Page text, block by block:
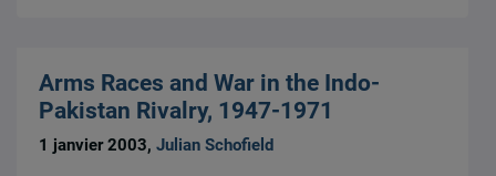
Arms Races and War in the Indo-
Pakistan Rivalry, 1947-1971
1 janvier 2003,Julian Schofield